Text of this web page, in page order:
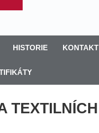
HISTORIE KONTAKT
TEXTILNÍCH